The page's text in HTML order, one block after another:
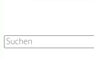
Suchen